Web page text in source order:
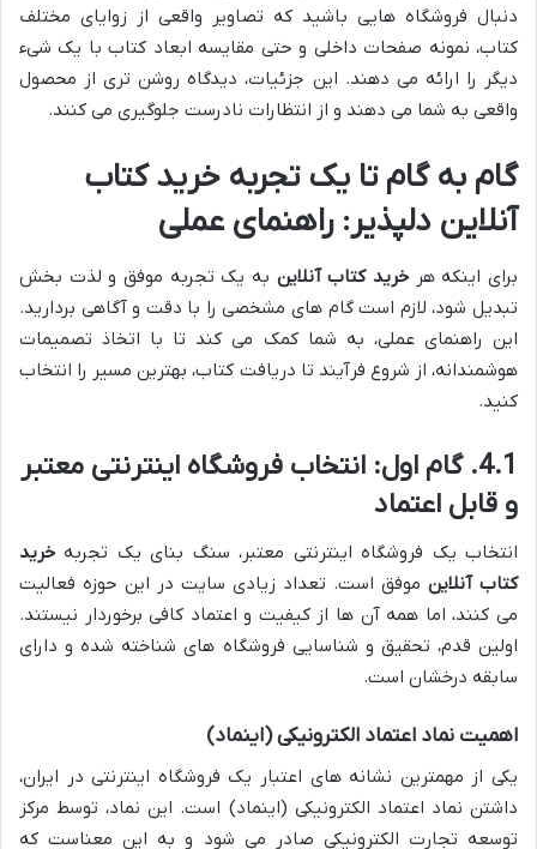
دنبال فروشگاه هایی باشید که تصاویر واقعی از زوایای مختلف
کتاب، نمونه صفحات داخلی و حتی مقایسه ابعاد کتاب با یک شیء
دیگر را ارائه می دهند. این جزئیات، دیدگاه روشن تری از محصول
واقعی به شما می دهند و از انتظارات نادرست جلوگیری می کنند.
گام به گام تا یک تجربه خرید کتاب
آنلاین دلپذیر: راهنمای عملی
برای اینکه هر خرید کتاب آنلاین به یک تجربه موفق و لذت بخش
تبدیل شود، لازم است گام های مشخصی را با دقت و آگاهی بردارید.
این راهنمای عملی، به شما کمک می کند تا با اتخاذ تصمیمات
هوشمندانه، از شروع فرآیند تا دریافت کتاب، بهترین مسیر را انتخاب
کنید.
4.1. گام اول: انتخاب فروشگاه اینترنتی معتبر
و قابل اعتماد
انتخاب یک فروشگاه اینترنتی معتبر، سنگ بنای یک تجربه خرید
کتاب آنلاین موفق است. تعداد زیادی سایت در این حوزه فعالیت
می کنند، اما همه آن ها از کیفیت و اعتماد کافی برخوردار نیستند.
اولین قدم، تحقیق و شناسایی فروشگاه های شناخته شده و دارای
سابقه درخشان است.
اهمیت نماد اعتماد الکترونیکی (اینماد)
یکی از مهمترین نشانه های اعتبار یک فروشگاه اینترنتی در ایران،
داشتن نماد اعتماد الکترونیکی (اینماد) است. این نماد، توسط مرکز
توسعه تجارت الکترونیکی صادر می شود و به این معناست که